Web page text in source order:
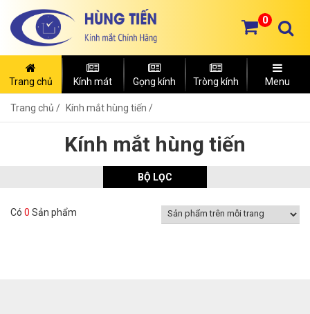
0
Trang chủ Kính mát Gọng kính Tròng kính Menu
Trang chủ Kính mắt hùng tiến /
Kính mắt hùng tiến
BỘ LỌC
Có 0 Sản phẩm